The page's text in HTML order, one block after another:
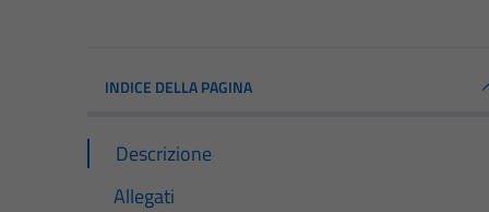
INDICE DELLA PAGINA
Descrizione
Allegati